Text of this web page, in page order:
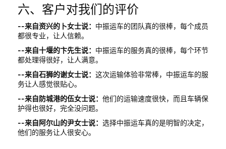
六、客户对我们的评价
--来自资兴的卜女士说： 中振运车的团队真的很棒，每个成员
都很专业，让人信赖。
--来自十堰的卞先生说： 中振运车的服务真的很棒，每个环节
都处理得很好，让人满意。
--来自石狮的谢女士说： 这次运输体验非常棒，中振运车的服
务让人感觉很贴心。
--来自防城港的伍女士说： 他们的运输速度很快，而且车辆保
护得也很好，完全没问题。
--来自阿尔山的尹女士说： 选择中振运车真的是明智的决定，
他们的服务让人很安心。